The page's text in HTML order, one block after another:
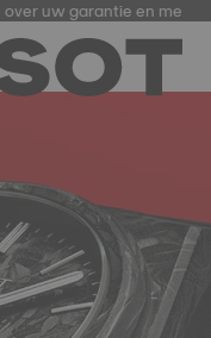
uw garantie en meer